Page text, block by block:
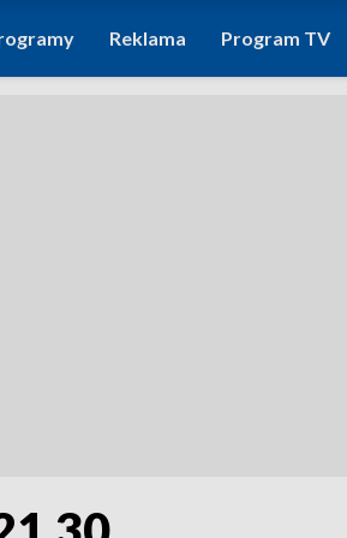
Reklama Program TV